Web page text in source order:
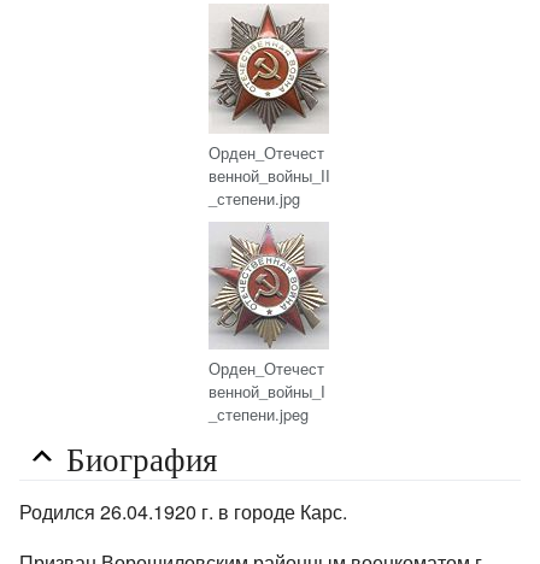
Орден_Отечест
венной_войны_II
_степени.jpg
Орден_Отечест
венной_войны_I
_степени.jpeg
Биография
Родился 26.04.1920 г. в городе Карс.